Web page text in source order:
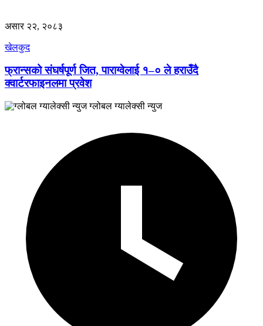
असार २२, २०८३
खेलकुद
फ्रान्सको संघर्षपूर्ण जित, पाराग्वेलाई १–० ले हराउँदै
क्वार्टरफाइनलमा प्रवेश
ग्लोबल ग्यालेक्सी न्युज